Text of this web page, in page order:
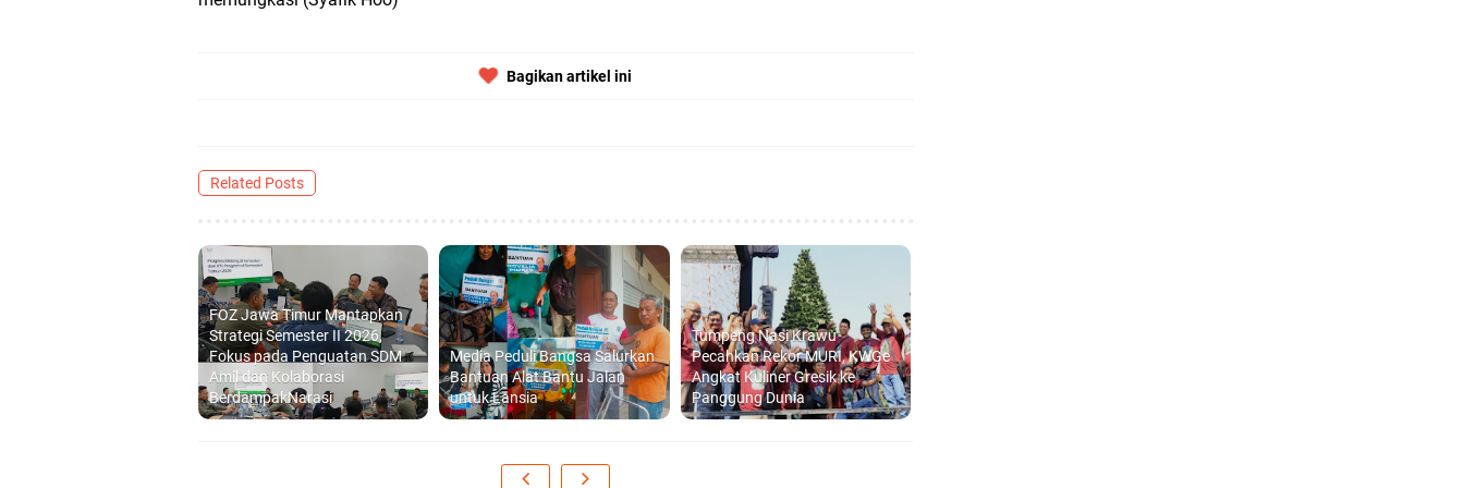
Bagikan artikel ini
Related Posts
FOZ Jawa Timur Mantapkan
Strategi Semester II 2026,
Fokus pada Penguatan SDM
Amil dan Kolaborasi
BerdampakNarasi
Media Peduli Bangsa Salurkan
Bantuan Alat Bantu Jalan
untuk Lansia
Tumpeng Nasi Krawu
Pecahkan Rekor MURI, KWGe
Angkat Kuliner Gresik ke
Panggung Dunia